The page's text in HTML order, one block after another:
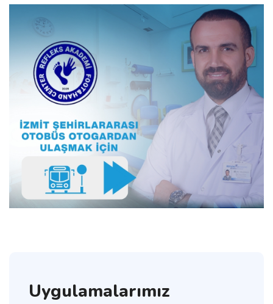
Uygulamalarımız